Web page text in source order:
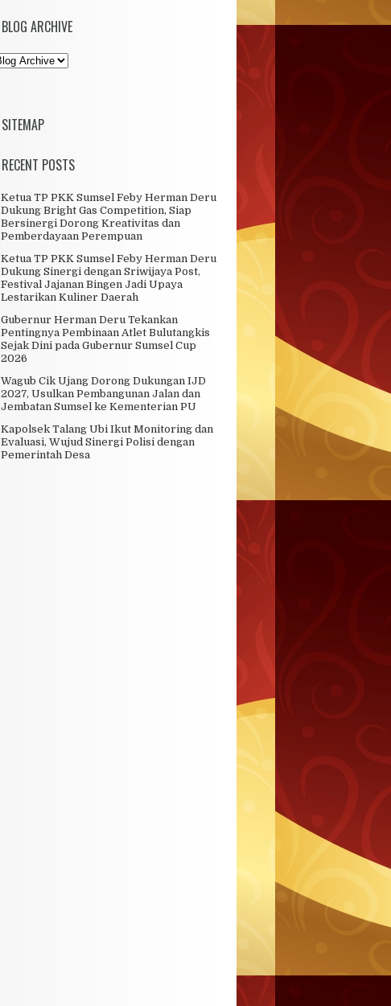
BLOG ARCHIVE
SITEMAP
RECENT POSTS
Ketua TP PKK Sumsel Feby Herman Deru
Dukung Bright Gas Competition, Siap
Bersinergi Dorong Kreativitas dan
Pemberdayaan Perempuan
Ketua TP PKK Sumsel Feby Herman Deru
Dukung Sinergi dengan Sriwijaya Post,
Festival Jajanan Bingen Jadi Upaya
Lestarikan Kuliner Daerah
Gubernur Herman Deru Tekankan
Pentingnya Pembinaan Atlet Bulutangkis
Sejak Dini pada Gubernur Sumsel Cup
2026
Wagub Cik Ujang Dorong Dukungan IJD
2027, Usulkan Pembangunan Jalan dan
Jembatan Sumsel ke Kementerian PU
Kapolsek Talang Ubi Ikut Monitoring dan
Evaluasi, Wujud Sinergi Polisi dengan
Pemerintah Desa